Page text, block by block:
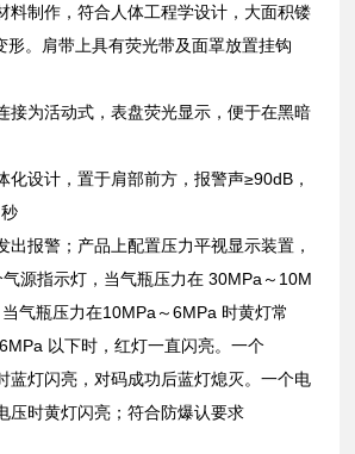
料制作，符合人体工程学设计，大面积镂
形。肩带上具有荧光带及面罩放置挂钩
接为活动式，表盘荧光显示，便于在黑暗
化设计，置于肩部前方，报警声≥90dB，
出报警；产品上配置压力平视显示装置，
源指示灯，当气瓶压力在 30MPa～10M
气瓶压力在10MPa～6MPa 时黄灯常
以下时，红灯一直闪亮。一个
蓝灯闪亮，对码成功后蓝灯熄灭。一个电
压时黄灯闪亮；符合防爆认要求